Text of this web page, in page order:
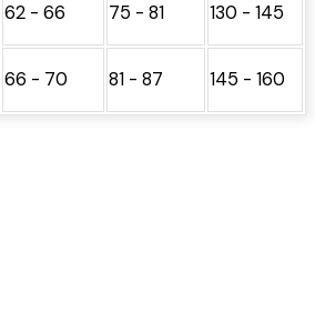
62 - 66 75 - 81 130 - 145
66 - 70 81 - 87 145 - 160